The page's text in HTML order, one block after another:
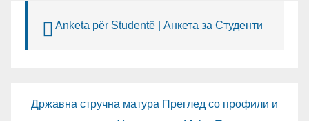
Anketa për Studentë | Анкета за Студенти
Државна стручна матура Преглед со профили и